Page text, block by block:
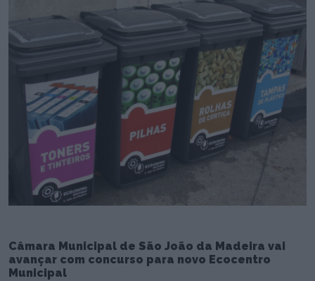
Câmara Municipal de São João da Madeira vai
avançar com concurso para novo Ecocentro
Municipal